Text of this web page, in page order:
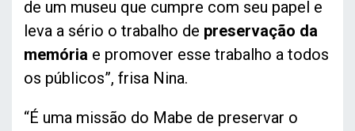
de um museu que cumpre com seu papel e
leva a sério o trabalho de preservação da
memória e promover esse trabalho a todos
os públicos”, frisa Nina.
“É uma missão do Mabe de preservar o